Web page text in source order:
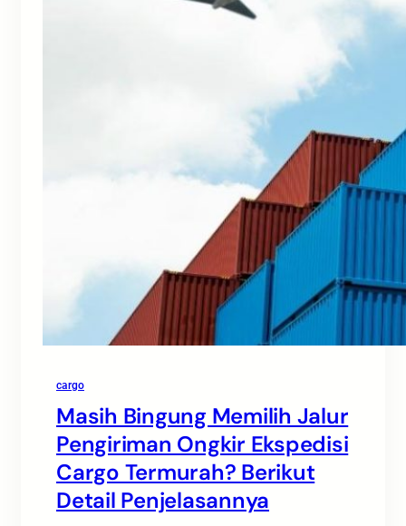
cargo
Masih Bingung Memilih Jalur
Pengiriman Ongkir Ekspedisi
Cargo Termurah? Berikut
Detail Penjelasannya